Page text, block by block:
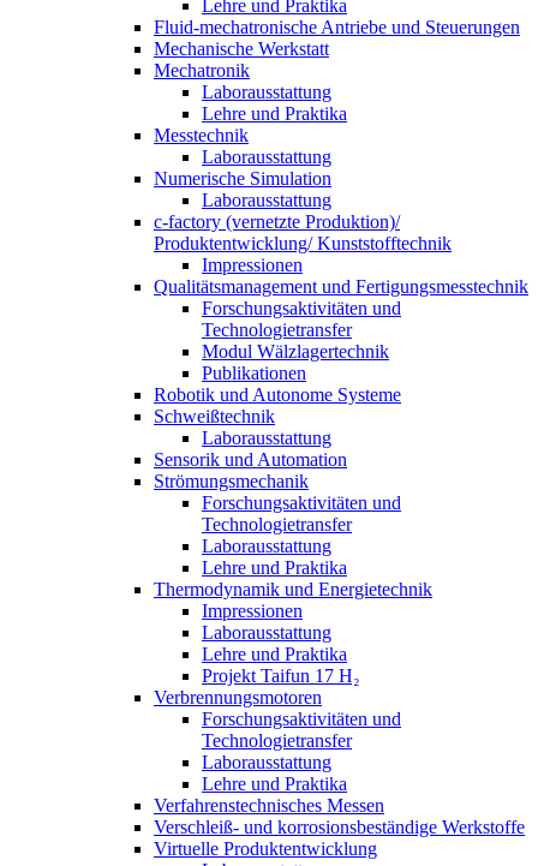
Lehre und Praktika
Fluid-mechatronische Antriebe und Steuerungen
Mechanische Werkstatt
Mechatronik
Laborausstattung
Lehre und Praktika
Messtechnik
Laborausstattung
Numerische Simulation
Laborausstattung
c-factory (vernetzte Produktion)/
Produktentwicklung/ Kunststofftechnik
Impressionen
Qualitätsmanagement und Fertigungsmesstechnik
Forschungsaktivitäten und
Technologietransfer
Modul Wälzlagertechnik
Publikationen
Robotik und Autonome Systeme
Schweißtechnik
Laborausstattung
Sensorik und Automation
Strömungsmechanik
Forschungsaktivitäten und
Technologietransfer
Laborausstattung
Lehre und Praktika
Thermodynamik und Energietechnik
Impressionen
Laborausstattung
Lehre und Praktika
Projekt Taifun 17 H₂
Verbrennungsmotoren
Forschungsaktivitäten und
Technologietransfer
Laborausstattung
Lehre und Praktika
Verfahrenstechnisches Messen
Verschleiß- und korrosionsbeständige Werkstoffe
Virtuelle Produktentwicklung